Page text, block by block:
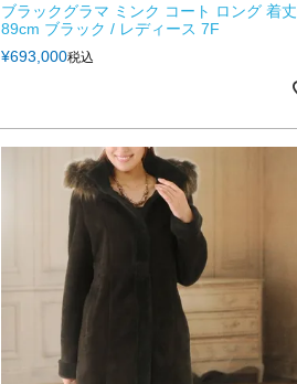
ブラックグラマ ミンク コート ロング 着丈
89cm ブラック / レディース 7F
¥693,000税込